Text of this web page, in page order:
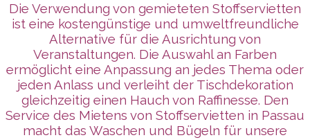
Die Verwendung von gemieteten Stoffservietten
ist eine kostengünstige und umweltfreundliche
Alternative für die Ausrichtung von
Veranstaltungen. Die Auswahl an Farben
ermöglicht eine Anpassung an jedes Thema oder
jeden Anlass und verleiht der Tischdekoration
gleichzeitig einen Hauch von Raffinesse. Den
Service des Mietens von Stoffservietten in Passau
macht das Waschen und Bügeln für unsere